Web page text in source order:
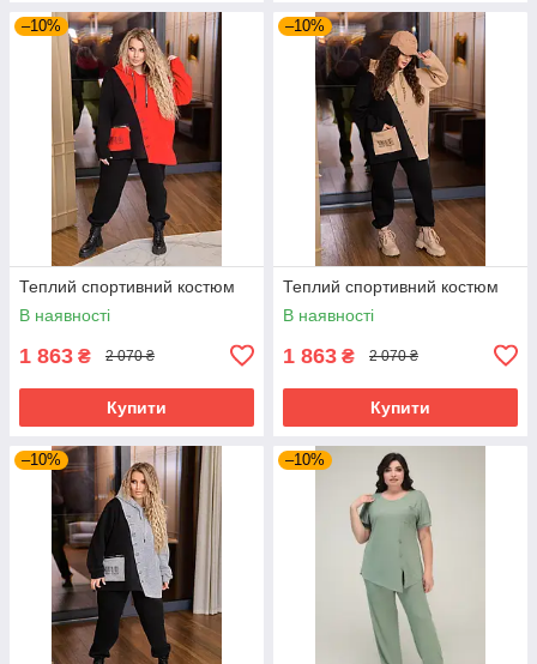
–10%
Теплий спортивний костюм
В наявності
1 863 ₴ 2 070 ₴
Купити
–10%
Теплий спортивний костюм
В наявності
1 863 ₴ 2 070 ₴
Купити
–10% –10%